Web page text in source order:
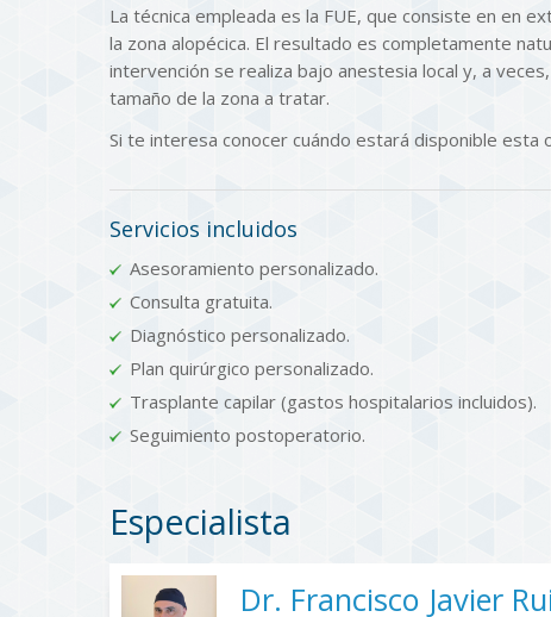
La técnica empleada es la FUE, que consiste en en
la zona alopécica. El resultado es completamente
intervención se realiza bajo anestesia local y, a
tamaño de la zona a tratar.
Si te interesa conocer cuándo estará disponible esta
Servicios incluidos
Asesoramiento personalizado.
Consulta gratuita.
Diagnóstico personalizado.
Plan quirúrgico personalizado.
Trasplante capilar (gastos hospitalarios incluidos).
Seguimiento postoperatorio.
Especialista
Dr. Francisco Javier